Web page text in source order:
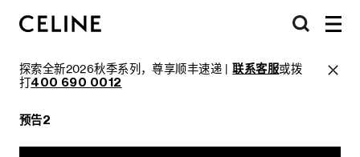
探索全新2026秋季系列，尊享顺丰速递 |联系客服或拨
打400 690 0012
预告2